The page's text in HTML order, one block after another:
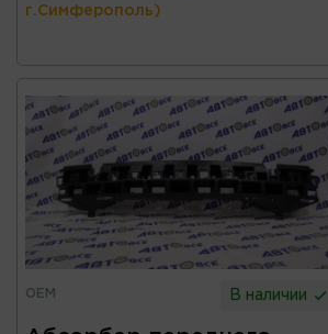
г.Симферополь)
OEM В наличии